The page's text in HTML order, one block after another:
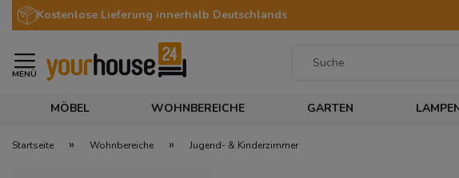
Kostenlose Lieferung innerhalb Deutschlands
MENÜ
MÖBEL WOHNBEREICHE GARTEN
Startseite » Wohnbereiche » Jugend- & Kinderzimmer